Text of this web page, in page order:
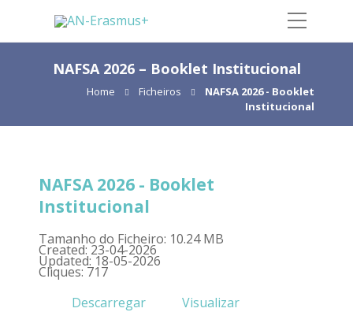
NAFSA 2026 – Booklet Institucional
Home Ficheiros
NAFSA 2026 - Booklet
Institucional
NAFSA 2026 - Booklet
Institucional
Tamanho do Ficheiro: 10.24 MB
Created: 23-04-2026
Updated: 18-05-2026
Cliques: 717
Descarregar
Visualizar